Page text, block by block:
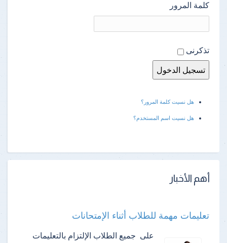
كلمة المرور
تذكرنى
هل نسيت كلمة المرور؟
هل نسيت اسم المستخدم؟
أهم الأخبار
تعليمات مهمة للطلاب أثناء الإمتحانات
على جميع الطلاب الإلتزام بالتعليمات